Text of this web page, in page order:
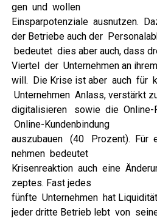
gen und wollen
Ein­spar­po­ten­zia­le aus­nut­zen.
der Betrie­be auch der
bedeu­tet dies aber auch, dass
Vier­tel der Unter­neh­men an
will. Die Kri­se ist aber auch für
Unter­neh­men Anlass, ver­stärkt
digi­ta­li­sie­ren sowie die Online-
Online-Kundenbindung
aus­zu­bau­en (40 Pro­zent). Für
neh­men bedeutet
Kri­sen­re­ak­ti­on auch eine
zep­tes. Fast jedes
fünf­te Unter­neh­men hat
jeder drit­te Betrieb lebt von